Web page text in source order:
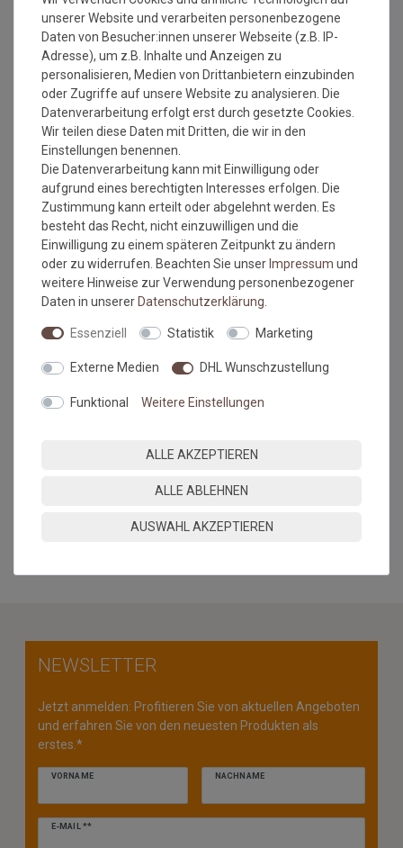
Florhöhe: ca. 5 mm
Gesamthöhe: ca. 6 mm
Gesamtgewicht: ca. 1900 gr./m²
Antistatisch und Fußbodenheizung geeignet
umweltfreundlich
Brandklasse: Efl
Einsatzbereich: Wohnbereich
Mindestbestellmaß: 1 qm
Maximales Bestellmaß: 1500x490 cm
Bitte beachten Sie immer dieVerlege - und
Pflegehinweisedes Herstellers.
Wichtiger Hinweis:
normal. Sonderanfertigungen im Wunschmaß sind vom
Kleine Unregelmäßigkeiten (z.b. Noppenübersprünge) in
Struktur und Farbe machen den Reiz von Naturfasern aus.
Farbabweichungen zwischen Bildschirmfoto und Original sind
der Breite, besteht das Risiko der Wellenbildung.
MEHR INFORMATIONEN ZUM EU VERANTWORTLICHEN »
NEWSLETTER
Jetzt anmelden: Profitieren Sie von aktuellen Angeboten
und erfahren Sie von den neuesten Produkten als
erstes.*
VORNAME NACHNAME
E-MAIL **
Newsletter
unserer Website und verarbeiten personenbezogene
Daten von Besucher:innen unserer Webseite (z.B. IP-
Adresse), um z.B. Inhalte und Anzeigen zu
personalisieren, Medien von Drittanbietern einzubinden
oder Zugriffe auf unsere Website zu analysieren. Die
Datenverarbeitung erfolgt erst durch gesetzte Cookies.
Wir teilen diese Daten mit Dritten, die wir in den
Einstellungen benennen.
Die Datenverarbeitung kann mit Einwilligung oder
aufgrund eines berechtigten Interesses erfolgen. Die
Zustimmung kann erteilt oder abgelehnt werden. Es
besteht das Recht, nicht einzuwilligen und die
Einwilligung zu einem späteren Zeitpunkt zu ändern
oder zu widerrufen. Beachten Sie unserImpressum und
weitere Hinweise zur Verwendung personenbezogener
Daten in unsererDaten­schutz­erklärung
Essenziell Statistik Marketing
Externe Medien DHL Wunschzustellung
Funktional Weitere Einstellungen
ALLE AKZEPTIEREN
ALLE ABLEHNEN
AUSWAHL AKZEPTIEREN